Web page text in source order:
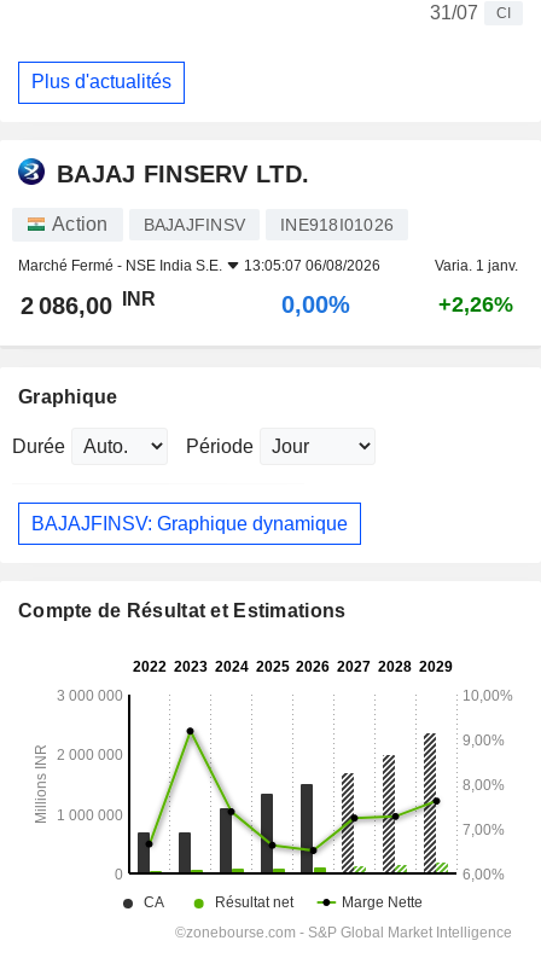
31/07
CI
Plus d'actualités
BAJAJ FINSERV LTD.
Action BAJAJFINSV INE918I01026
Marché Fermé - NSE India S.E. 13:05:07 06/08/2026 Varia. 1 janv.
2 086,00 INR 0,00% +2,26%
Graphique
Durée Période
BAJAJFINSV: Graphique dynamique
Compte de Résultat et Estimations